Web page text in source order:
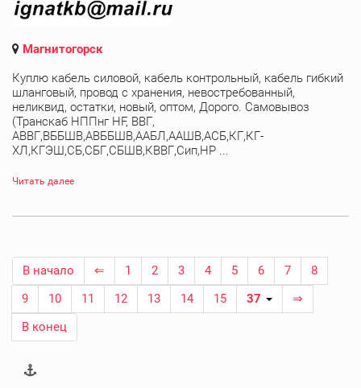
Магнитогорск
Куплю кабель силовой, кабель контрольный, кабель гибкий
шланговый, провод с хранения, невостребованный,
неликвид, остатки, новый, оптом, Дорого. Самовывоз
(Транскаб НППнг HF, ВВГ,
АВВГ,ВББШВ,АВББШВ,ААБЛ,ААШВ,АСБ,КГ,КГ-
ХЛ,КГЭШ,СБ,СБГ,СБШВ,КВВГ,Сип,НР ...
Читать далее
В начало ⇐ 1 2 3 4 5 6 7
8
9
10 11 12 13 14 15 37
⇒
В конец